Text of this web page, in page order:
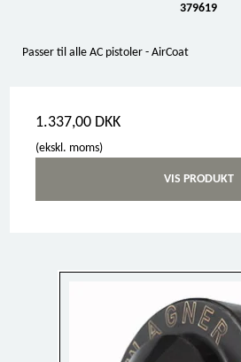
379619
Passer til alle AC pistoler - AirCoat
1.337,00 DKK
(ekskl. moms)
VIS PRODUKT